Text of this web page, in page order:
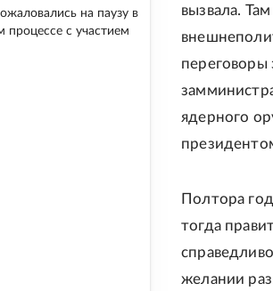
вызвала.
переговоры
ядерного
Полтора
тогда
желании
на паузу в
процессе с участием